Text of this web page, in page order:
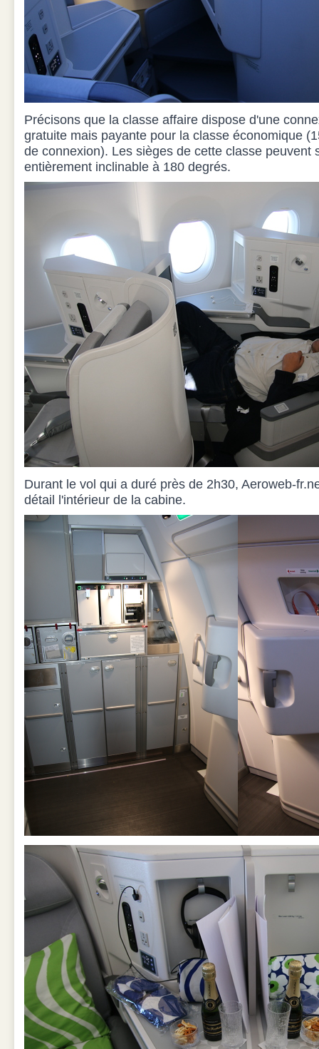
Précisons que la classe affaire dispose d'une
gratuite mais payante pour la classe économique
de connexion). Les sièges de cette classe peuvent
entièrement inclinable à 180 degrés.
Durant le vol qui a duré près de 2h30, Aeroweb-
détail l'intérieur de la cabine.